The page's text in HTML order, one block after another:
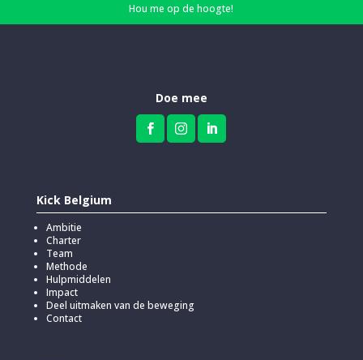
Hou me op de hoogte!
Doe mee
  
Kick Belgium
Ambitie
Charter
Team
Methode
Hulpmiddelen
Impact
Deel uitmaken van de beweging
Contact